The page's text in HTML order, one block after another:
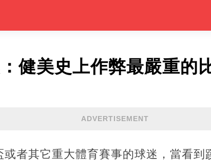
健美史上作弊最嚴重的
ADVERTISEMENT
者其它重大體育賽事的球迷，當看到